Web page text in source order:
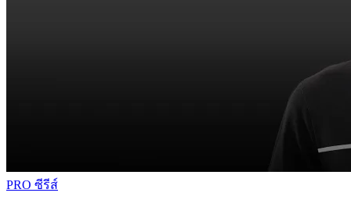
PRO ซีรีส์